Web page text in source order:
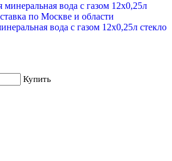
вода с газом 12х0,25л стекло
Купить